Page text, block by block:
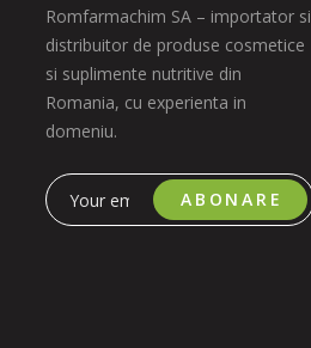
Romfarmachim SA – importator si
distribuitor de produse cosmetice
si suplimente nutritive din
Romania, cu experienta in
domeniu.
ABONARE